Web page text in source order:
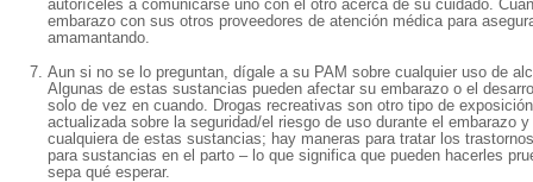
autoríceles a comunicarse uno con el otro acerca de su cuidado.
embarazo con sus otros proveedores de atención médica para
amamantando.
Aun si no se lo preguntan, dígale a su PAM sobre cualquier uso de
Algunas de estas sustancias pueden afectar su embarazo o el
solo de vez en cuando. Drogas recreativas son otro tipo de
actualizada sobre la seguridad/el riesgo de uso durante el
cualquiera de estas sustancias; hay maneras para tratar los
para sustancias en el parto – lo que significa que pueden hacerles
sepa qué esperar.